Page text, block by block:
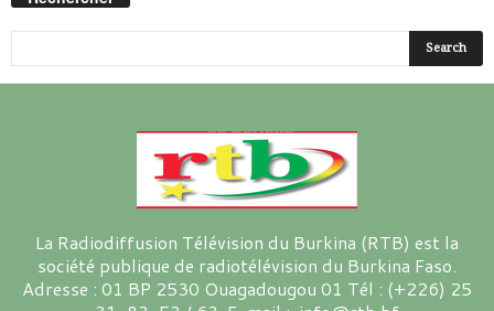
La Radiodiffusion Télévision du Burkina (RTB) est la
société publique de radiotélévision du Burkina Faso.
Adresse : 01 BP 2530 Ouagadougou 01 Tél : (+226) 25